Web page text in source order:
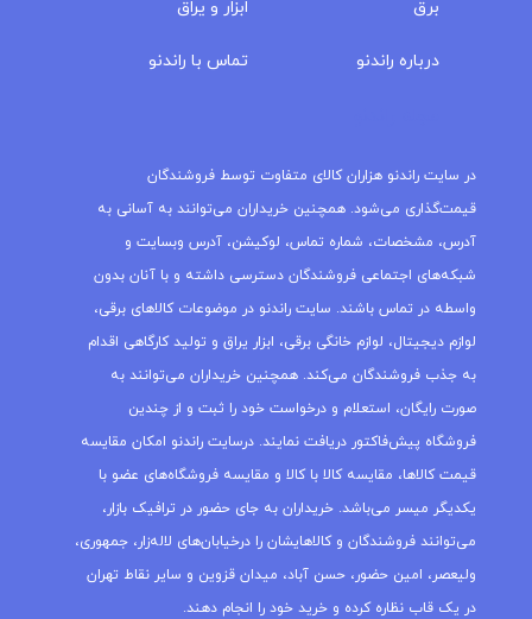
برق
درباره‌ راندنو
ابزار و یراق
تماس با راندنو
در سایت راندنو هزاران کالای متفاوت توسط فروشندگان
قیمت‌گذاری می‌شود. همچنین خریداران می‌توانند به آسانی به
آدرس، مشخصات، شماره تماس، لوکیشن، آدرس وبسایت و
شبکه‌های اجتماعی فروشندگان دسترسی داشته و با آنان بدون
واسطه در تماس باشند. سایت راندنو در موضوعات کالاهای برقی،
لوازم دیجیتال، لوازم خانگی برقی، ابزار یراق و تولید کارگاهی اقدام
به جذب فروشندگان می‌کند. همچنین خریداران می‌توانند به
صورت رایگان، استعلام و درخواست خود را ثبت و از چندین
فروشگاه پیش‌فاکتور دریافت نمایند. درسایت راندنو امکان مقایسه
قیمت کالاها، مقایسه کالا با کالا و مقایسه فروشگاه‌های عضو با
یکدیگر میسر می‌باشد. خریداران به جای حضور در ترافیک بازار،
می‌توانند فروشندگان و کالاهایشان را درخیابان‌های لاله‌زار، جمهوری،
ولیعصر، امین حضور، حسن آباد، میدان قزوین و سایر نقاط تهران
در یک قاب نظاره کرده و خرید خود را انجام دهند.